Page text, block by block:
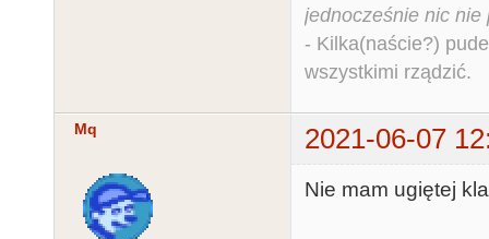
jednocześnie nic nie
- Kilka(naście?)
wszystkimi rządzić.
Mq 2021-06-07
Nie mam ugiętej